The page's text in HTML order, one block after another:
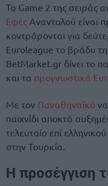
Το Game 2 της σειράς
Εφές Αναντολού είναι
κοντράρονται για
Euroleague το βράδυ
BetMarket.gr δίνει το
και τα προγνωστικά
Με τον Παναθηναϊκό
παιχνίδι αποκτά
τελευταίο επί
στην Τουρκία.
Η προσέγγιση